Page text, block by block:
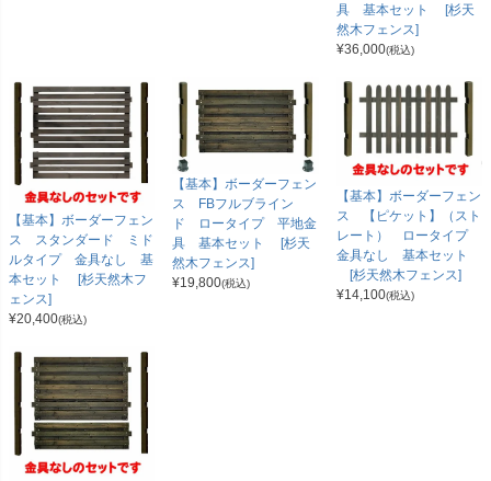
具 基本セット [杉天
然木フェンス]
¥36,000(税込)
【基本】ボーダーフェン
ス スタンダード ミド
ルタイプ 金具なし 基
本セット [杉天然木フ
ェンス]
¥20,400(税込)
【基本】ボーダーフェン
ス FBフルブライン
ド ロータイプ 平地金
具 基本セット [杉天
然木フェンス]
¥19,800(税込)
【基本】ボーダーフェン
ス 【ピケット】（スト
レート） ロータイプ
金具なし 基本セット
[杉天然木フェンス]
¥14,100(税込)